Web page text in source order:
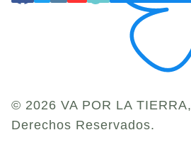
© 2026 VA POR LA
Derechos Reservados.